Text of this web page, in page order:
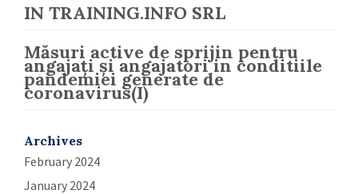
IN TRAINING.INFO SRL
Măsuri active de sprijin pentru
angajați și angajatori in conditiile
pandemiei generate de
coronavirus(I)
Archives
February 2024
January 2024